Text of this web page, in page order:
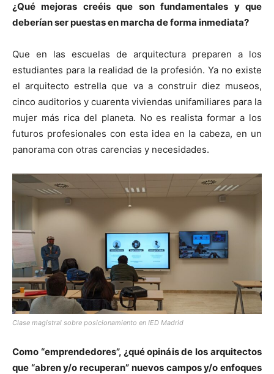
¿Qué mejoras creéis que son fundamentales y que
deberían ser puestas en marcha de forma inmediata?
Que en las escuelas de arquitectura preparen a los
estudiantes para la realidad de la profesión. Ya no existe
el arquitecto estrella que va a construir diez museos,
cinco auditorios y cuarenta viviendas unifamiliares para la
mujer más rica del planeta. No es realista formar a los
futuros profesionales con esta idea en la cabeza, en un
panorama con otras carencias y necesidades.
Clase magistral sobre posicionamiento en IED Madrid
Como “emprendedores”, ¿qué opináis de los arquitectos
que “abren y/o recuperan” nuevos campos y/o enfoques